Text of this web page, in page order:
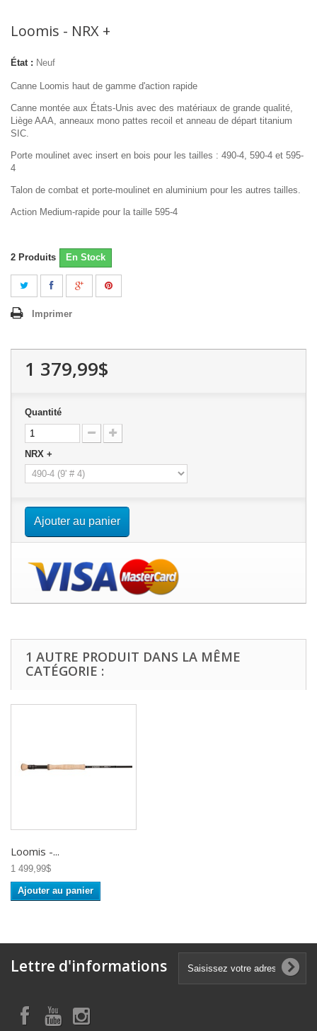
Loomis - NRX +
État : Neuf
Canne Loomis haut de gamme d'action rapide
Canne montée aux États-Unis avec des matériaux de grande qualité,
Liège AAA, anneaux mono pattes recoil et anneau de départ titanium
SIC.
Porte moulinet avec insert en bois pour les tailles : 490-4, 590-4 et 595-
4
Talon de combat et porte-moulinet en aluminium pour les autres tailles.
Action Medium-rapide pour la taille 595-4
2 Produits En Stock
Imprimer
1 379,99$
Quantité
NRX +
Ajouter au panier
1 AUTRE PRODUIT DANS LA MÊME
CATÉGORIE :
Loomis -...
1 499,99$
Ajouter au panier
Lettre d'informations